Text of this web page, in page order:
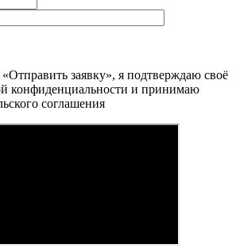
заявку», я подтверждаю своё
конфиденциальности и принимаю
соглашения